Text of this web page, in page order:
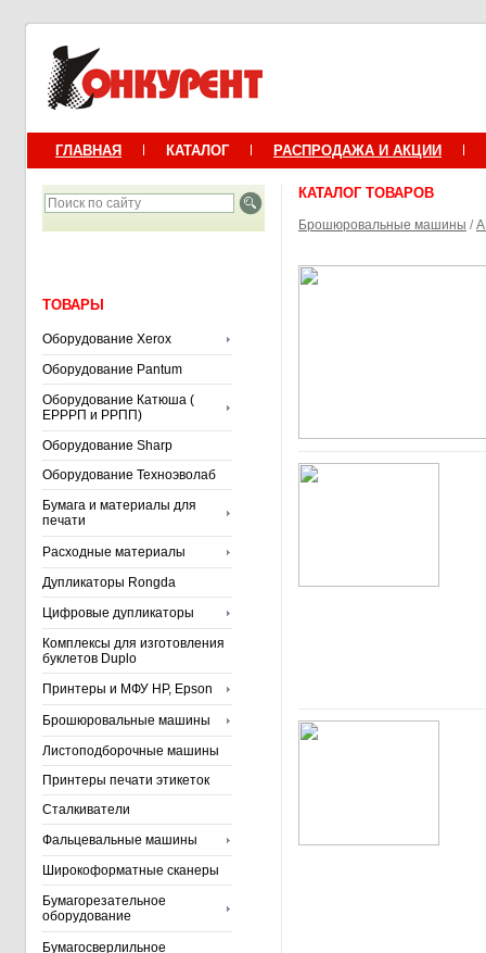
ГЛАВНАЯ КАТАЛОГ РАСПРОДАЖА И АКЦИИ
ТОВАРЫ
Оборудование Xerox
Оборудование Pantum
Оборудование Катюша (
ЕРРРП и РРПП)
Оборудование Sharp
Оборудование Техноэволаб
Бумага и материалы для
печати
Расходные материалы
Дупликаторы Rongda
Цифровые дупликаторы
Комплексы для изготовления
буклетов Duplo
Принтеры и МФУ HP, Epson
Брошюровальные машины
Листоподборочные машины
Принтеры печати этикеток
Сталкиватели
Фальцевальные машины
Широкоформатные сканеры
Бумагорезательное
оборудование
Бумагосверлильное
КАТАЛОГ ТОВАРОВ
Брошюровальные машины /